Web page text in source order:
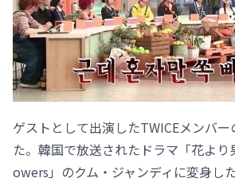
ゲストとして出演したTWICEメンバ
た。韓国で放送されたドラマ「花よ
owers」のクム・ジャンディに変身し